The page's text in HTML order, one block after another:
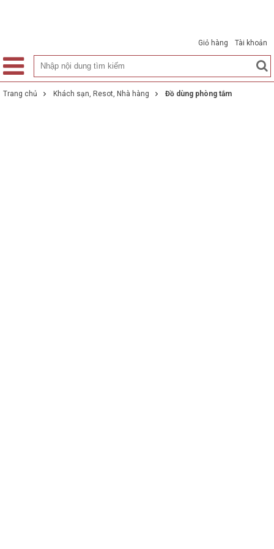
Tài khoản
Giỏ hàng
Trang chủ Khách sạn, Resot, Nhà hàng Đồ dùng phòng tắm